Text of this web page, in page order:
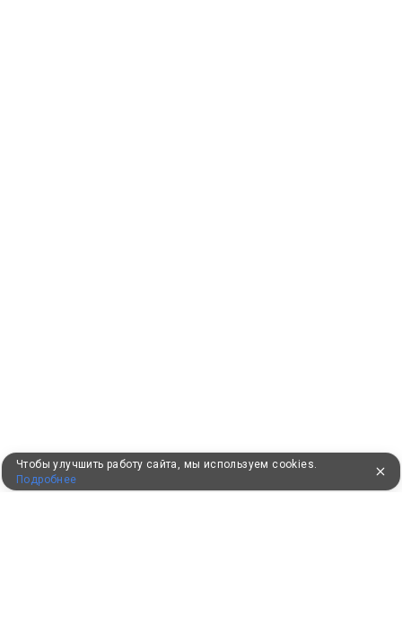
Чтобы улучшить работу сайта, мы используем cookies.
Подробнее